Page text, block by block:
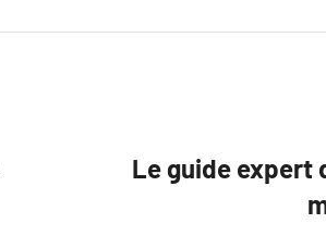
Le guide expert